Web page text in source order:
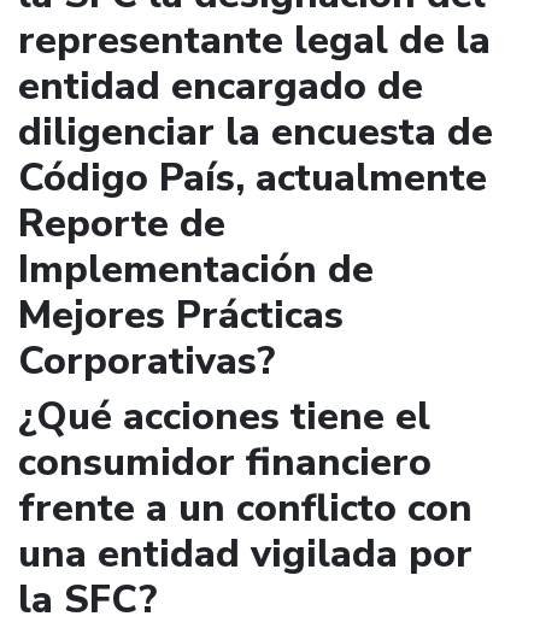
representante legal de la
entidad encargado de
diligenciar la encuesta de
Código País, actualmente
Reporte de
Implementación de
Mejores Prácticas
Corporativas?
¿Qué acciones tiene el
consumidor financiero
frente a un conflicto con
una entidad vigilada por
la SFC?